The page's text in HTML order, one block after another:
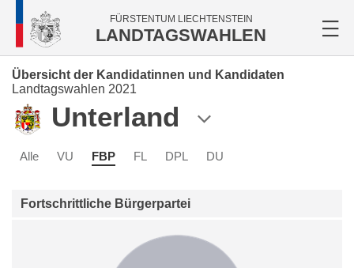
FÜRSTENTUM LIECHTENSTEIN
LANDTAGSWAHLEN
Übersicht der Kandidatinnen und Kandidaten
Landtagswahlen 2021
Unterland
Alle VU FBP FL DPL DU
Fortschrittliche Bürgerpartei